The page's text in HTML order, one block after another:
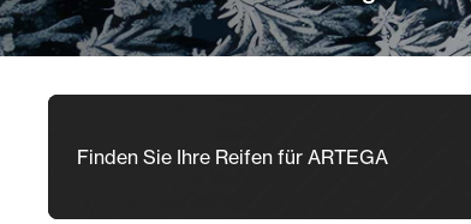
Finden Sie Ihre Reifen für ARTEGA